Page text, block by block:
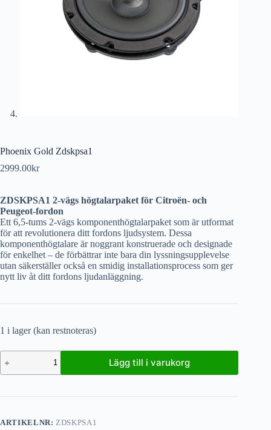
Phoenix Gold Zdskpsa1
2999.00kr
ZDSKPSA1 2-vägs högtalarpaket för Citroën- och
Peugeot-fordon
Ett 6,5-tums 2-vägs komponenthögtalarpaket som är utformat
för att revolutionera ditt fordons ljudsystem. Dessa
komponenthögtalare är noggrant konstruerade och designade
för enkelhet – de förbättrar inte bara din lyssningsupplevelse
utan säkerställer också en smidig installationsprocess som ger
nytt liv åt ditt fordons ljudanläggning.
1 i lager (kan restnoteras)
Lägg till i varukorg
ARTIKELNR: ZDSKPSA1